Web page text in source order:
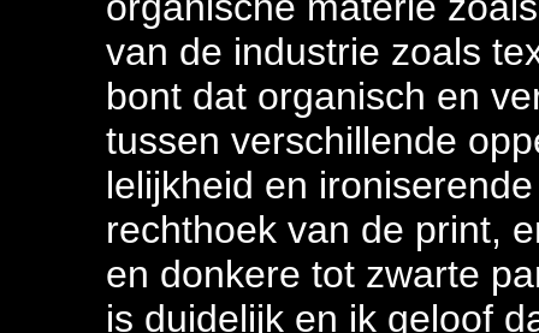
van de industrie zoals
bont dat organisch en
tussen verschillende
lelijkheid en
rechthoek van de print,
en donkere tot zwarte
is duidelijk en ik geloof